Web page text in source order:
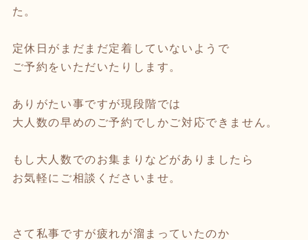
た。
定休日がまだまだ定着していないようで
ご予約をいただいたりします。
ありがたい事ですが現段階では
大人数の早めのご予約でしかご対応できません。
もし大人数でのお集まりなどがありましたら
お気軽にご相談くださいませ。
さて私事ですが疲れが溜まっていたのか